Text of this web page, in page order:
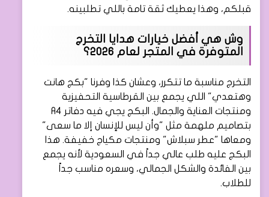
قبلكم، وهذا يعطيك ثقة تامة باللي تطلبينه.
وش هي أفضل خيارات هدايا التخرج
المتوفرة في المتجر لعام 2026؟
التخرج مناسبة ما تتكرر، وعشان كذا وفرنا "بكج هانت
وهتعدي" اللي يجمع بين القرطاسية التحفيزية
ومنتجات العناية والجمال. البكج يجي فيه دفاتر A4
بتصاميم ملهمة مثل "وأن ليس للإنسان إلا ما سعى"
ومعاها "عطر سبلاش" ومنتجات مكياج خفيفة. هذا
البكج عليه طلب عالي جداً في السعودية لأنه يجمع
بين الفائدة والشكل الجمالي، وسعره مناسب جداً
للطلاب.